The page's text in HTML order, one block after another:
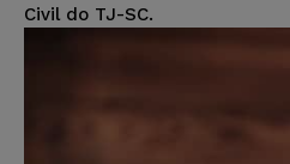
Civil do TJ-SC.